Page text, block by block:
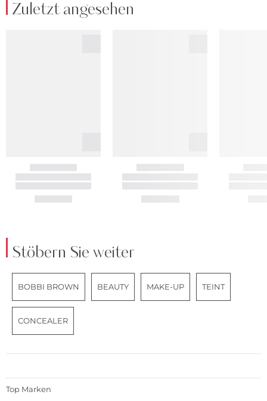
Zuletzt angesehen
Stöbern Sie weiter
BOBBI BROWN BEAUTY MAKE-UP TEINT
CONCEALER
Top Marken